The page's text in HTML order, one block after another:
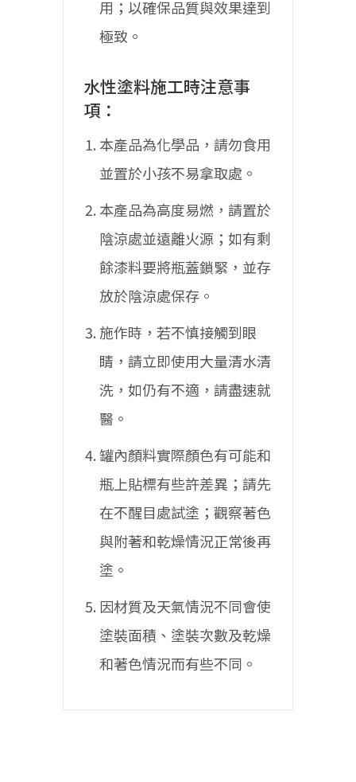
用；以確保品質與效果達到
極致。
水性塗料施工時注意事
項：
本產品為化學品，請勿食用
並置於小孩不易拿取處。
本產品為高度易燃，請置於
陰涼處並遠離火源；如有剩
餘漆料要將瓶蓋鎖緊，並存
放於陰涼處保存。
施作時，若不慎接觸到眼
睛，請立即使用大量清水清
洗，如仍有不適，請盡速就
醫。
罐內顏料實際顏色有可能和
瓶上貼標有些許差異；請先
在不醒目處試塗；觀察著色
與附著和乾燥情況正常後再
塗。
因材質及天氣情況不同會使
塗裝面積、塗裝次數及乾燥
和著色情況而有些不同。